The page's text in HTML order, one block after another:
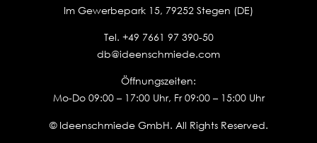
Im Gewerbepark 15, 79252 Stegen (DE)
Tel. +49 7661 97 390-50
db@ideenschmiede.com
Öffnungszeiten:
Mo-Do 09:00 – 17:00 Uhr, Fr 09:00 – 15:00 Uhr
© Ideenschmiede GmbH. All Rights Reserved.